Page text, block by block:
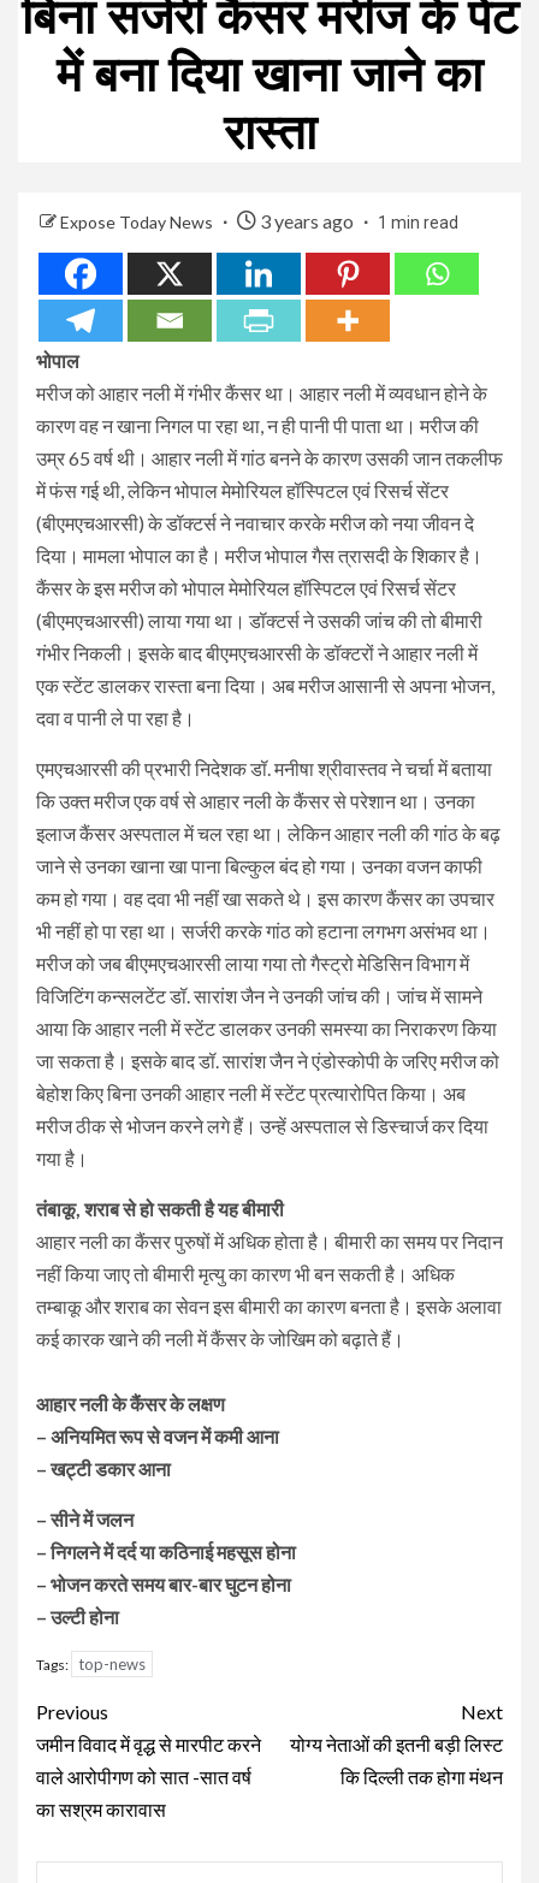
बिना सर्जरी कैंसर मरीज के पेट
में बना दिया खाना जाने का
रास्‍ता
Expose Today News 3 years ago 1 min read
भोपाल
मरीज को आहार नली में गंभीर कैंसर था। आहार नली में व्यवधान होने के
कारण वह न खाना निगल पा रहा था, न ही पानी पी पाता था। मरीज की
उम्र 65 वर्ष थी। आहार नली में गांठ बनने के कारण उसकी जान तकलीफ
में फंस गई थी, लेकिन भोपाल मेमोरियल हॉस्पिटल एवं रिसर्च सेंटर
(बीएमएचआरसी) के डॉक्टर्स ने नवाचार करके मरीज को नया जीवन दे
दिया। मामला भोपाल का है। मरीज भोपाल गैस त्रासदी के शिकार है।
कैंसर के इस मरीज को भोपाल मेमोरियल हॉस्पिटल एवं रिसर्च सेंटर
(बीएमएचआरसी) लाया गया था। डॉक्टर्स ने उसकी जांच की तो बीमारी
गंभीर निकली। इसके बाद बीएमएचआरसी के डॉक्टरों ने आहार नली में
एक स्टेंट डालकर रास्ता बना दिया। अब मरीज आसानी से अपना भोजन,
दवा व पानी ले पा रहा है।
एमएचआरसी की प्रभारी निदेशक डॉ. मनीषा श्रीवास्तव ने चर्चा में बताया
कि उक्त मरीज एक वर्ष से आहार नली के कैंसर से परेशान था। उनका
इलाज कैंसर अस्पताल में चल रहा था। लेकिन आहार नली की गांठ के बढ़
जाने से उनका खाना खा पाना बिल्कुल बंद हो गया। उनका वजन काफी
कम हो गया। वह दवा भी नहीं खा सकते थे। इस कारण कैंसर का उपचार
भी नहीं हो पा रहा था। सर्जरी करके गांठ को हटाना लगभग असंभव था।
मरीज को जब बीएमएचआरसी लाया गया तो गैस्ट्रो मेडिसिन विभाग में
विजिटिंग कन्सलटेंट डॉ. सारांश जैन ने उनकी जांच की। जांच में सामने
आया कि आहार नली में स्टेंट डालकर उनकी समस्या का निराकरण किया
जा सकता है। इसके बाद डॉ. सारांश जैन ने एंडोस्कोपी के जरिए मरीज को
बेहोश किए बिना उनकी आहार नली में स्टेंट प्रत्यारोपित किया। अब
मरीज ठीक से भोजन करने लगे हैं। उन्हें अस्पताल से डिस्चार्ज कर दिया
गया है।
तंबाकू, शराब से हो सकती है यह बीमारी
आहार नली का कैंसर पुरुषों में अधिक होता है। बीमारी का समय पर निदान
नहीं किया जाए तो बीमारी मृत्यु का कारण भी बन सकती है। अधिक
तम्बाकू और शराब का सेवन इस बीमारी का कारण बनता है। इसके अलावा
कई कारक खाने की नली में कैंसर के जोखिम को बढ़ाते हैं।
आहार नली के कैंसर के लक्षण
– अनियमित रूप से वजन में कमी आना
– खट्टी डकार आना
– सीने में जलन
– निगलने में दर्द या कठिनाई महसूस होना
– भोजन करते समय बार-बार घुटन होना
– उल्टी होना
Tags: top-news
Continue
Reading
Previous
जमीन विवाद में वृद्ध से मारपीट करने
वाले आरोपीगण को सात -सात वर्ष
का सश्रम कारावास
Next
योग्य नेताओं की इतनी बड़ी लिस्ट
कि दिल्ली तक होगा मंथन